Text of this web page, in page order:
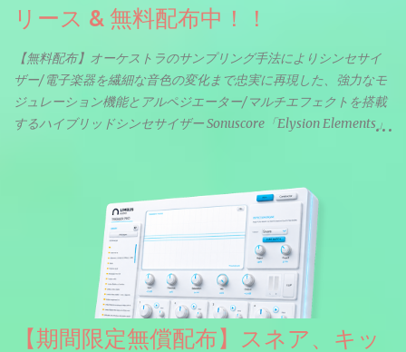
リース & 無料配布中！！
【無料配布】オーケストラのサンプリング手法によりシンセサイ
ザー/電子楽器を繊細な音色の変化まで忠実に再現した、強力なモ
ジュレーション機能とアルペジエーター/マルチエフェクトを搭載
するハイブリッドシンセサイザー Sonuscore「Elysion Elements」
えるようになっています。総容量も7GBを超えます。複数の設定に
より音色が作りこまれているため、あらかじめアルペジオがプロ
グラムされているプリセットも多いですが、アルペジオを切るこ
とももちろんできます。 ほとんどのシンセライブラリは、音を一
度サンプリングしてベロシティで音量を調整します。 しかし、
ELYSIONは違います。ビンテージシンセを含む様々な音源から、
複数のベロシティレイヤーにわたって録音し、各レイヤーを整形
することで、弱く演奏した場合と強く演奏した場合で、全く異な
【期間限定無償配布】スネア、キッ